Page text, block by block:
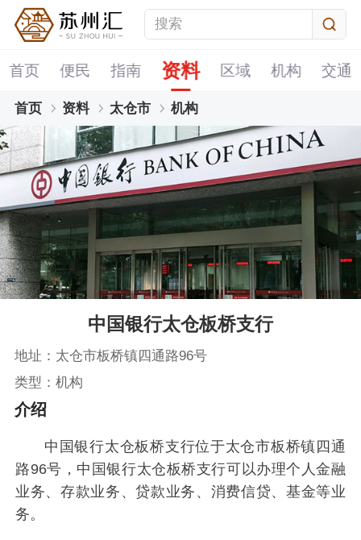
首页 便民 指南 资料 区域 机构 交通
首页 资料 太仓市 机构
中国银行太仓板桥支行
地址：太仓市板桥镇四通路96号
类型：机构
介绍
中国银行太仓板桥支行位于太仓市板桥镇四通
路96号，中国银行太仓板桥支行可以办理个人金融
业务、存款业务、贷款业务、消费信贷、基金等业
务。